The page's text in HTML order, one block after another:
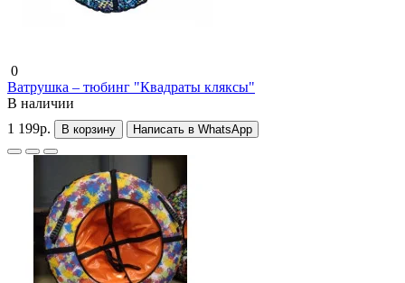
0
Ватрушка – тюбинг "Квадраты кляксы"
В наличии
1 199р.
В корзину Написать в WhatsApp